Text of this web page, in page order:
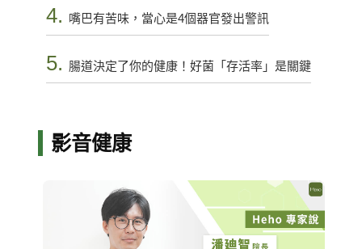
4. 嘴巴有苦味，當心是4個器官發出警訊
5. 腸道決定了你的健康！好菌「存活率」是關鍵
影音健康